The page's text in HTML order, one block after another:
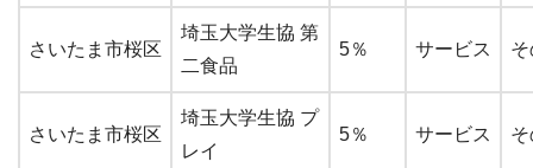
さいたま市桜区
埼玉大学生協 第
二食品
5％ サービス
さいたま市桜区
埼玉大学生協 プ
レイ
5％ サービス